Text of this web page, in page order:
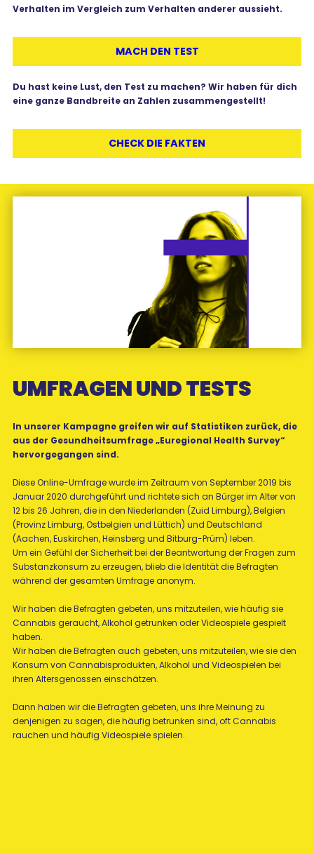
Verhalten im Vergleich zum Verhalten anderer aussieht.
MACH DEN TEST
Du hast keine Lust, den Test zu machen? Wir haben für dich
eine ganze Bandbreite an Zahlen zusammengestellt!
CHECK DIE FAKTEN
UMFRAGEN UND TESTS
In unserer Kampagne greifen wir auf Statistiken zurück, die
aus der Gesundheitsumfrage „Euregional Health Survey“
hervorgegangen sind.
Diese Online-Umfrage wurde im Zeitraum von September 2019 bis
Januar 2020 durchgeführt und richtete sich an Bürger im Alter von
12 bis 26 Jahren, die in den Niederlanden (Zuid Limburg), Belgien
(Provinz Limburg, Ostbelgien und Lüttich) und Deutschland
(Aachen, Euskirchen, Heinsberg und Bitburg-Prüm) leben.
Um ein Gefühl der Sicherheit bei der Beantwortung der Fragen zum
Substanzkonsum zu erzeugen, blieb die Identität die Befragten
während der gesamten Umfrage anonym.
Wir haben die Befragten gebeten, uns mitzuteilen, wie häufig sie
Cannabis geraucht, Alkohol getrunken oder Videospiele gespielt
haben.
Wir haben die Befragten auch gebeten, uns mitzuteilen, wie sie den
Konsum von Cannabisprodukten, Alkohol und Videospielen bei
ihren Altersgenossen einschätzen.
Dann haben wir die Befragten gebeten, uns ihre Meinung zu
denjenigen zu sagen, die häufig betrunken sind, oft Cannabis
rauchen und häufig Videospiele spielen.